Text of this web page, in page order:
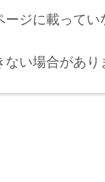
ージに載って
い場合があり